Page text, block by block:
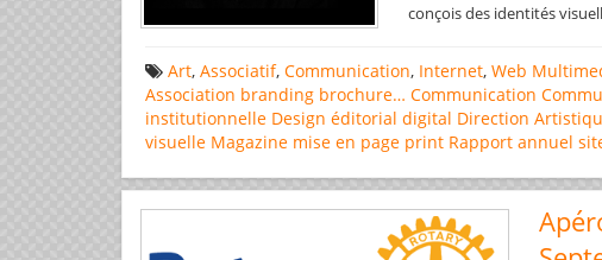
conçois des identités
Art, Associatif, Communication, Internet, Web
Association branding brochure… Communication
institutionnelle Design éditorial digital Direction
visuelle Magazine mise en page print Rapport annuel